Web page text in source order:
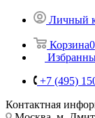
Личный
Корзина0
+7 (495)
Контактная